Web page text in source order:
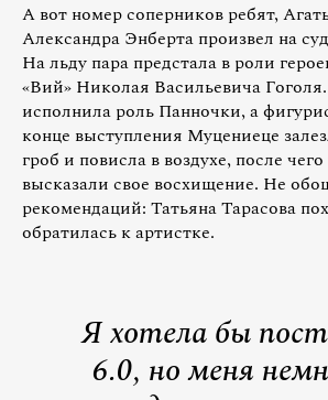
А вот номер соперников ребят,
Александра Энберта произвел на
На льду пара предстала в роли
«Вий» Николая Васильевича
исполнила роль Панночки, а
конце выступления Муцениеце
гроб и повисла в воздухе, после
высказали свое восхищение. Не
рекомендаций: Татьяна Тарасова
обратилась к артистке.
Я хотела бы
6.0, но меня